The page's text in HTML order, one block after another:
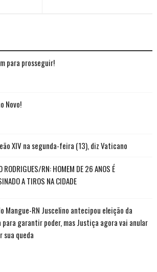
para prosseguir!
Novo!
XIV na segunda-feira (13), diz Vaticano
RODRIGUES/RN: HOMEM DE 26 ANOS É
A TIROS NA CIDADE
Mangue-RN Juscelino antecipou eleição da
para garantir poder, mas Justiça agora vai anular
sua queda